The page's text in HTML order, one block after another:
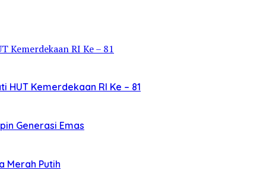
Kemerdekaan RI Ke – 81
Generasi Emas
Merah Putih